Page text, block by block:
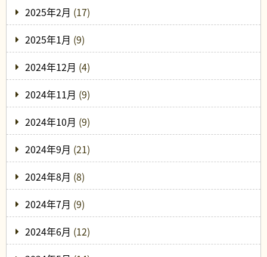
2025年2月 (17)
2025年1月 (9)
2024年12月 (4)
2024年11月 (9)
2024年10月 (9)
2024年9月 (21)
2024年8月 (8)
2024年7月 (9)
2024年6月 (12)